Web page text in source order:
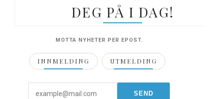
DEG PÅ I DAG!
MOTTA NYHETER PER EPOST.
INNMELDING UTMELDING